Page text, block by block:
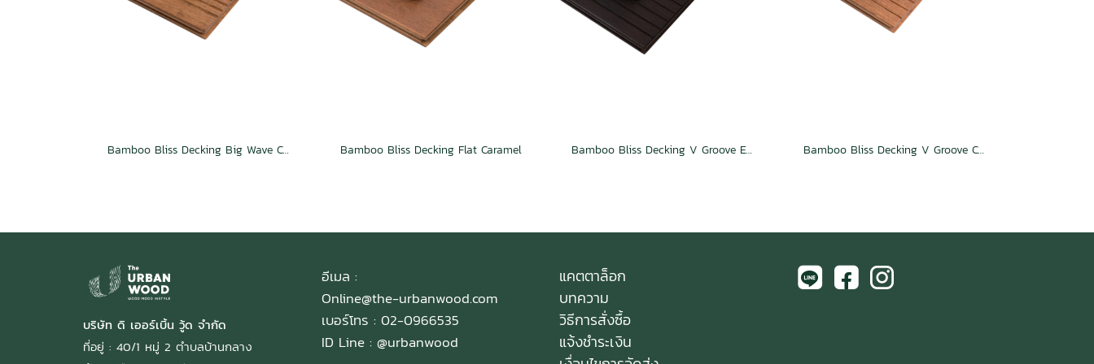
Bamboo Bliss Decking Big Wave Caramel Bamboo Bliss Decking Flat Caramel Bamboo Bliss Decking V Groove Espresso Bamboo Bliss Decking V Groove Caramel
บริษัท ดิ เออร์เบิ้น วู้ด จำกัด
ที่อยู่ : 40/1 หมู่ 2 ตำบลบ้านกลาง
อีเมล :
Online@the-urbanwood.com
เบอร์โทร : 02-0966535
ID Line : @urbanwood
แคตตาล็อก
บทความ
วิธีการสั่งซื้อ
แจ้งชำระเงิน